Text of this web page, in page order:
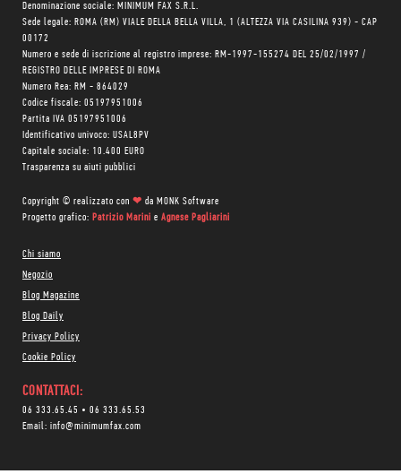
Denominazione sociale: MINIMUM FAX S.R.L.
Sede legale: ROMA (RM) VIALE DELLA BELLA VILLA, 1 (ALTEZZA VIA CASILINA 939) - CAP
00172
Numero e sede di iscrizione al registro imprese: RM-1997-155274 DEL 25/02/1997 /
REGISTRO DELLE IMPRESE DI ROMA
Numero Rea: RM - 864029
Codice fiscale: 05197951006
Partita IVA 05197951006
Identificativo univoco: USAL8PV
Capitale sociale: 10.400 EURO
Trasparenza su aiuti pubblici
Copyright © realizzato con ❤ da MONK Software
Progetto grafico: Patrizio Marini e Agnese Pagliarini
Chi siamo
Negozio
Blog Magazine
Blog Daily
Privacy Policy
Cookie Policy
CONTATTACI:
06 333.65.45 • 06 333.65.53
Email: info@minimumfax.com